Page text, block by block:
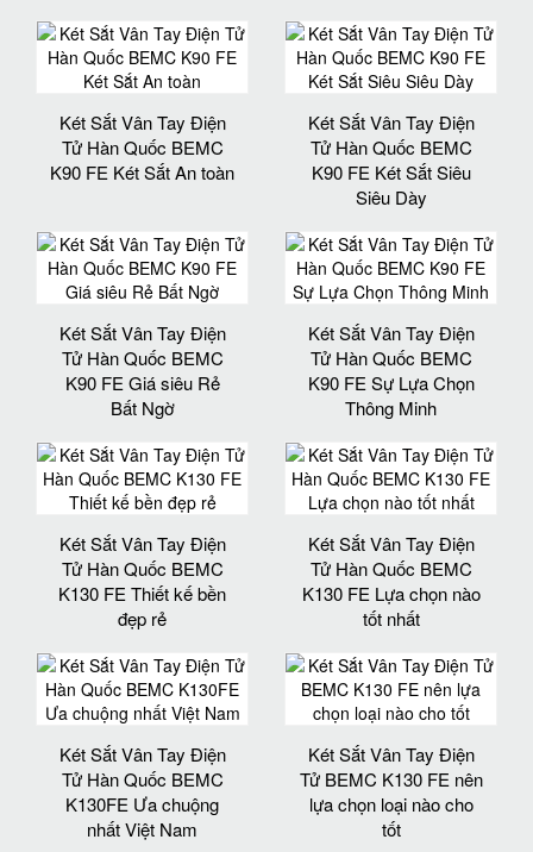
Két Sắt Vân Tay Điện
Tử Hàn Quốc BEMC
K90 FE Két Sắt An toàn
Két Sắt Vân Tay Điện
Tử Hàn Quốc BEMC
K90 FE Két Sắt Siêu
Siêu Dày
Két Sắt Vân Tay Điện
Tử Hàn Quốc BEMC
K90 FE Giá siêu Rẻ
Bất Ngờ
Két Sắt Vân Tay Điện
Tử Hàn Quốc BEMC
K90 FE Sự Lựa Chọn
Thông Minh
Két Sắt Vân Tay Điện
Tử Hàn Quốc BEMC
K130 FE Thiết kế bền
đẹp rẻ
Két Sắt Vân Tay Điện
Tử Hàn Quốc BEMC
K130 FE Lựa chọn nào
tốt nhất
Két Sắt Vân Tay Điện
Tử Hàn Quốc BEMC
K130FE Ưa chuộng
nhất Việt Nam
Két Sắt Vân Tay Điện
Tử BEMC K130 FE nên
lựa chọn loại nào cho
tốt